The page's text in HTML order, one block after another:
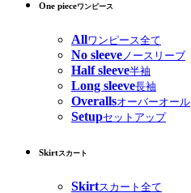
One pieceワンピース
Allワンピース全て
No sleeve ノースリーブ
Half sleeve半袖
Long sleeve長袖
Overallsオーバーオール
Setupセットアップ
Skirtスカート
Skirtスカート全て